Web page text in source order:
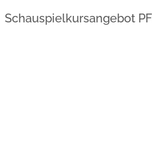
Schauspielkursangebot